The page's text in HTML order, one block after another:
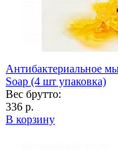
Антибактериальное
Soap (4 шт упаковка)
Вес брутто:
336 р.
В корзину